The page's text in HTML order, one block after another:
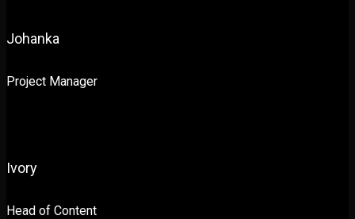
Johanka
Project Manager
Ivory
Head of Content